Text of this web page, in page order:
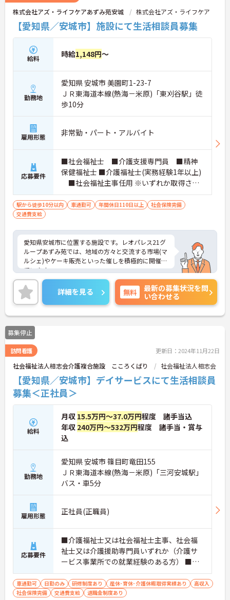
トをお伝えしますので、お気軽にお問い合わせくだ
さいませ。
株式会社アズ・ライフケアあずみ苑安城 株式会社アズ・ライフケア
【愛知県／安城市】施設にて生活相談員募集
給料 時給1,148円～
勤務地
愛知県 安城市 美園町1-23-7
ＪＲ東海道本線(熱海－米原)「東刈谷駅」徒
歩10分
雇用形態 非常勤・パート・アルバイト
応募要件
■社会福祉士 ■介護支援専門員 ■精神
保健福祉士 ■介護福祉士(実務経験1年以上)
■社会福祉主事任用 ※いずれか取得され
ている方。厚生労働大臣が定める科目を3科
目以上履修していることが成績証明書の提
駅から徒歩10分以内 車通勤可 年間休日110日以上
社会保険完備
交通費支給
愛知県安城市に位置する施設です。レオパレス21グ
ループあずみ苑では、地域の方々と交流する市場(マ
ルシェ)やケーキ販売といった催しを積極的に開催し
ています。
お取り引きのある企業様に特別ブースを出していた
だくなど多くの方のご協力に支えられての開催です
が、近隣住民の皆さんも多く参加され、あずみ苑と
の地域交流が進んでいるんですよ。
日勤のみの勤務で、希望休も考慮してもらえるため
ワークライフバランスを重視した働き方ができま
す。利用者に寄り添いながらゆったりとした介護を
提供できる環境です。
ご興味をお持ちの方には詳細の情報や面接のポイン
トをお伝えしますので、お気軽にお問い合わせくだ
さいませ。
詳細を見る 無料
最新の募集状況を問
い合わせる
募集停止
訪問看護 更新日：2024年11月22日
社会福祉法人相志会介護複合施設 こころくばり 社会福祉法人相志会
【愛知県／安城市】デイサービスにて生活相談員
募集＜正社員＞
給料
月収 15.5万円～37.0万円程度 諸手当込
年収 240万円～532万円程度 諸手当・賞与
込
勤務地
愛知県 安城市 篠目町竜田155
ＪＲ東海道本線(熱海－米原)「三河安城駅」
バス・車5分
雇用形態 正社員(正職員)
応募要件
■介護福祉士又は社会福祉士主事、社会福
祉士又は介護援助専門員いずれか（介護サ
ービス事業所での就業経験のある方） ■普
通自動車免許（ＡＴ限定可） ＊社用車の運
転をしていただきます。
車通勤可 日勤のみ 研修制度あり 産休･育休･介護休暇取得実績あり
高収入
社会保険完備
交通費支給 退職金制度あり